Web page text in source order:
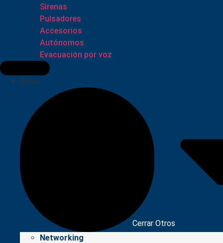
Sirenas
Pulsadores
Accesorios
Autónomos
Evacuación por voz
Otros
Cerrar Otros
Networking